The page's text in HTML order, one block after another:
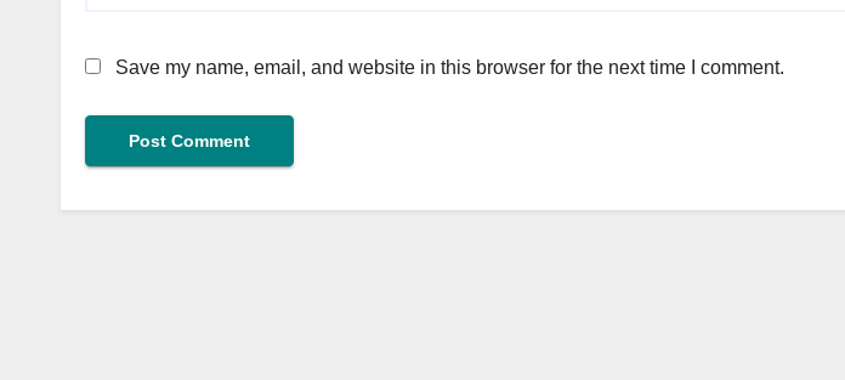
Save my name, email, and website in this browser for the next time I comment.